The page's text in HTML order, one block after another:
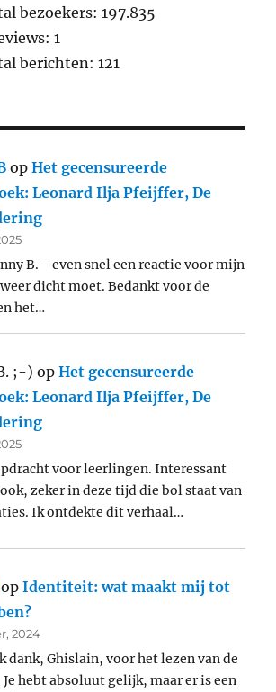
bezoekers:197.835
1
berichten:121
opHet gecensureerde
Leonard Ilja Pfeijffer, De
B. - even snel een reactie voor mijn
dicht moet. Bedankt voor de
het…
;-) opHet gecensureerde
Leonard Ilja Pfeijffer, De
voor leerlingen. Interessant
zeker in deze tijd die bol staat van
Ik ontdekte dit verhaal…
opIdentiteit: wat maakt mij tot
2024
dank, Ghislain, voor het lezen van de
hebt absoluut gelijk, maar er is een